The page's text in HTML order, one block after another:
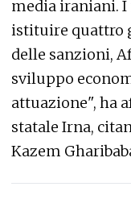
media iraniani.
istituire quattro
delle sanzioni,
sviluppo
attuazione", ha
statale Irna,
Kazem